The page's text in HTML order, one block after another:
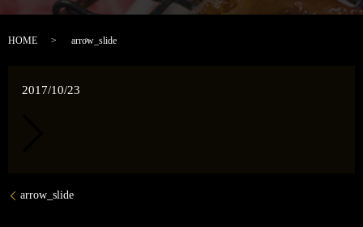
HOME arrow_slide
2017/10/23
arrow_slide